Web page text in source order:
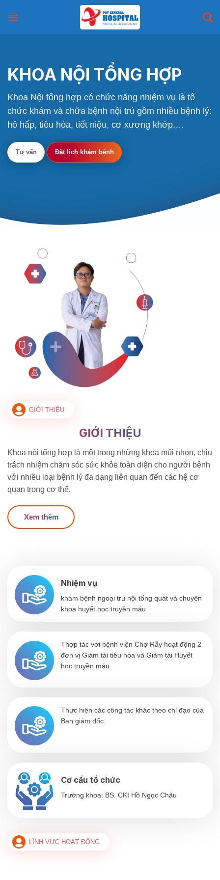
KHOA NỘI TỔNG HỢP
Khoa Nội tổng hợp có chức năng nhiệm vụ là tổ
chức khám và chữa bệnh nội trú gồm nhiều bệnh lý:
hô hấp, tiêu hóa, tiết niệu, cơ xương khớp,…
Tư vấn Đặt lịch khám bệnh
GIỚI THIỆU
GIỚI THIỆU
Khoa nội tổng hợp là một trong những khoa mũi nhọn, chịu
trách nhiệm chăm sóc sức khỏe toàn diện cho người bệnh
với nhiều loại bệnh lý đa dạng liên quan đến các hệ cơ
quan trong cơ thể.
Xem thêm
Nhiệm vụ
khám bệnh ngoại trú nội tổng quát và chuyên
khoa huyết học truyền máu
Thợp tác với bệnh viện Chợ Rẫy hoạt động 2
đơn vị Giảm tải tiêu hóa và Giảm tải Huyết
học truyền máu.
Thực hiện các công tác khác theo chỉ đạo của
Ban giám đốc.
Cơ cấu tổ chức
Trưởng khoa: BS. CKI Hồ Ngọc Châu
LĨNH VỰC HOẠT ĐỘNG